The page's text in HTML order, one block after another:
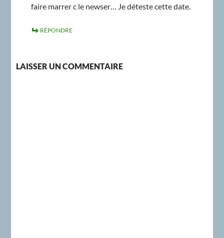
faire marrer c le newser… Je déteste cette date.
RÉPONDRE
LAISSER UN COMMENTAIRE